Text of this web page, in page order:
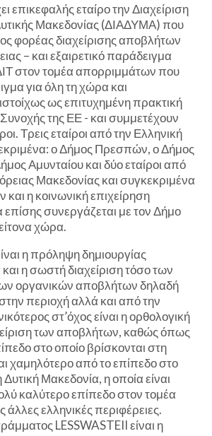
επικεφαλής εταίρο την Διαχείριση
Μακεδονίας (ΔΙΑΔΥΜΑ) που
φορέας διαχείρισης αποβλήτων
– και εξαιρετικό παράδειγμα
στον τομέα απορριμμάτων που
για όλη τη χώρα και
ως επιτυχημένη πρακτική
της ΕΕ - και συμμετέχουν
Τρεις εταίροι από την Ελληνική
ο Δήμος Πρεσπών, ο Δήμος
Αμυνταίου και δύο εταίροι από
Μακεδονίας και συγκεκριμένα
η κοινωνική επιχείρηση
συνεργάζεται με τον Δήμο
χώρα.
η πρόληψη δημιουργίας
η σωστή διαχείριση τόσο των
οργανικών αποβλήτων δηλαδή
περιοχή αλλά και από την
στ’όχος είναι η ορθολογική
των αποβλήτων, καθώς όπως
στο οποίο βρίσκονται στη
χαμηλότερο από το επίπεδο στο
Δυτική Μακεδονία, η οποία είναι
καλύτερο επίπεδο στον τομέα
ελληνικές περιφέρειες.
LESSWASTEII είναι η